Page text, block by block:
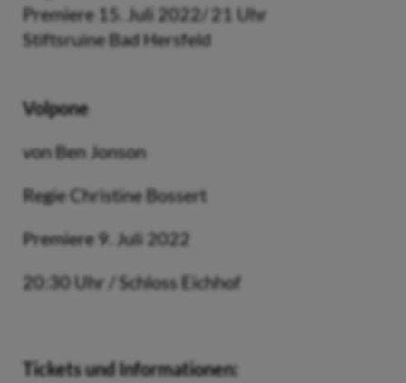
Premiere 15. Juli 2022/ 21 Uhr
Stiftsruine Bad Hersfeld
Volpone
von Ben Jonson
Regie Christine Bossert
Premiere 9. Juli 2022
20:30 Uhr / Schloss Eichhof
Tickets und Informationen: